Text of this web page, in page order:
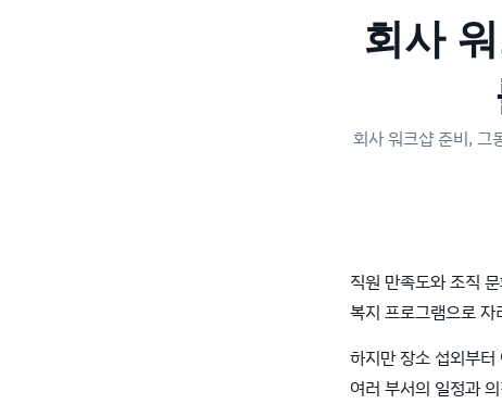
회사
회사 워크샵 준비, 그
직원 만족도와 조직
복지 프로그램으로 자
하지만 장소 섭외부
여러 부서의 일정과